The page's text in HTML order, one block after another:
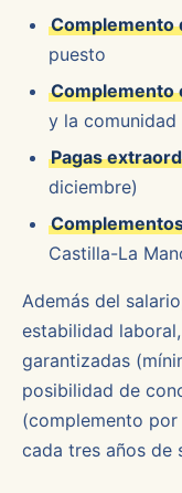
Complemento
puesto
Complemento
y la comunidad
Pagas
diciembre)
Castilla-La
Además del
estabilidad
garantizadas
posibilidad de
(complemento
cada tres años de